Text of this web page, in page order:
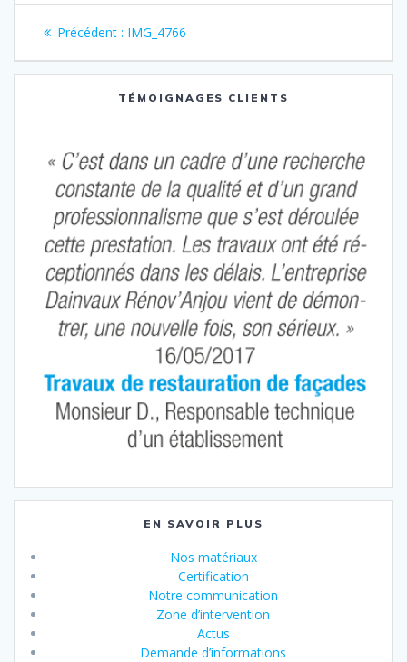
Navigation
de
l’article
Précédent : Article
IMG_4766
TÉMOIGNAGES CLIENTS
EN SAVOIR PLUS
Nos matériaux
Certification
Notre communication
Zone d’intervention
Actus
Demande d’informations